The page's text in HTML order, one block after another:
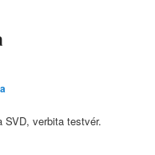
SVD, verbita testvér.